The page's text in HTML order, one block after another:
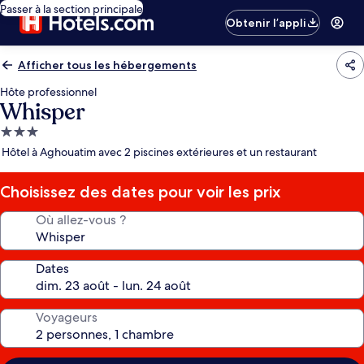
Passer à la section principale
Obtenir l’appli
Afficher tous les hébergements
Hôte professionnel
Whisper
Hébergement
3.0 étoiles
Hôtel à Aghouatim avec 2 piscines extérieures et un restaurant
Choisissez des dates pour voir les prix
Où allez-vous ?
Dates
Voyageurs